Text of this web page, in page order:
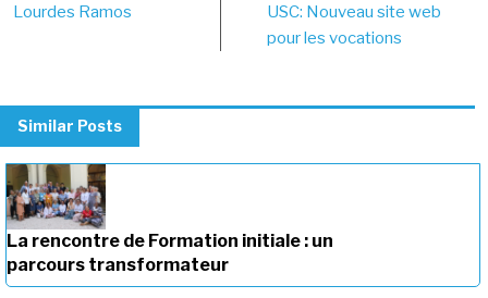
navigation
Lourdes Ramos
USC: Nouveau site web
pour les vocations
Similar Posts
La rencontre de Formation initiale : un
parcours transformateur